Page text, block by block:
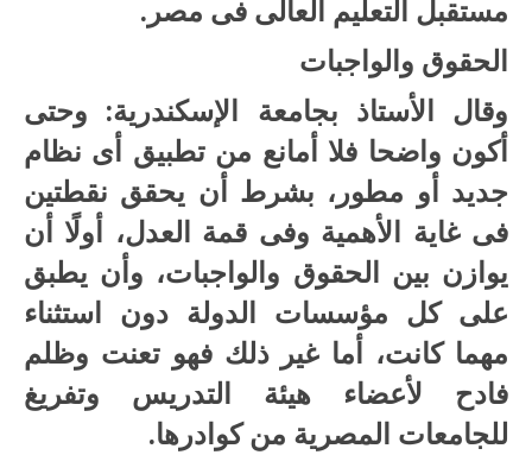
مستقبل التعليم العالى فى مصر.
الحقوق والواجبات
وقال الأستاذ بجامعة الإسكندرية: وحتى
أكون واضحا فلا أمانع من تطبيق أى نظام
جديد أو مطور، بشرط أن يحقق نقطتين
فى غاية الأهمية وفى قمة العدل، أولًا أن
يوازن بين الحقوق والواجبات، وأن يطبق
على كل مؤسسات الدولة دون استثناء
مهما كانت، أما غير ذلك فهو تعنت وظلم
فادح لأعضاء هيئة التدريس وتفريغ
للجامعات المصرية من كوادرها.